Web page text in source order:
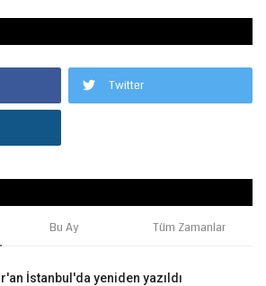
Twitter
Bu Ay Tüm Zamanlar
İstanbul'da yeniden yazıldı